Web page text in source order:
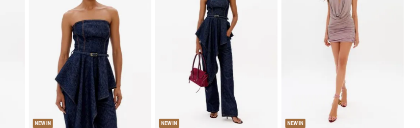
NEW IN
PP G
NEW IN
34 38 40
NEW IN
PP